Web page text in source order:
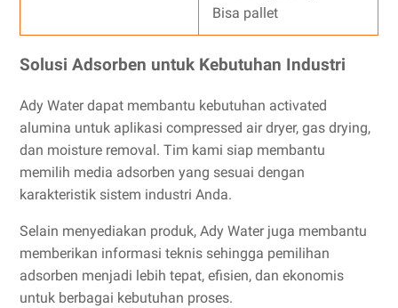
Bisa pallet
Solusi Adsorben untuk Kebutuhan Industri
Ady Water dapat membantu kebutuhan activated
alumina untuk aplikasi compressed air dryer, gas drying,
dan moisture removal. Tim kami siap membantu
memilih media adsorben yang sesuai dengan
karakteristik sistem industri Anda.
Selain menyediakan produk, Ady Water juga membantu
memberikan informasi teknis sehingga pemilihan
adsorben menjadi lebih tepat, efisien, dan ekonomis
untuk berbagai kebutuhan proses.